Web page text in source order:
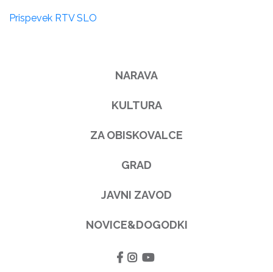
Prispevek RTV SLO
NARAVA
KULTURA
ZA OBISKOVALCE
GRAD
JAVNI ZAVOD
NOVICE&DOGODKI